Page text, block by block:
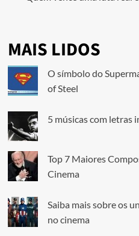
MAIS LIDOS
O símbolo do
of Steel
5 músicas com letras
Top 7 Maiores
Cinema
Saiba mais sobre os
no cinema